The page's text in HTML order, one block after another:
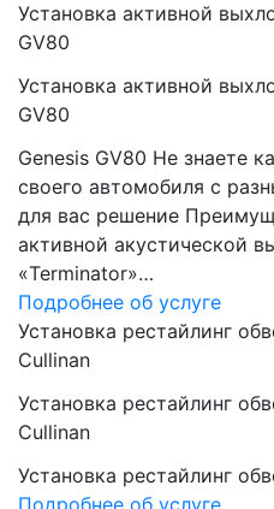
Установка активной
GV80
Установка активной
GV80
Genesis GV80 Не знаете
своего автомобиля с
для вас решение
активной акустической
«Terminator»…
Подробнее об услуге
Установка рестайлинг
Cullinan
Установка рестайлинг
Cullinan
Установка рестайлинг
Подробнее об услуге